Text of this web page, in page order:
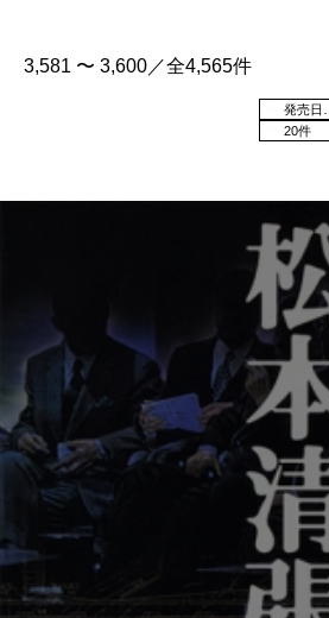
3,581 〜 3,600／全4,565件
20件